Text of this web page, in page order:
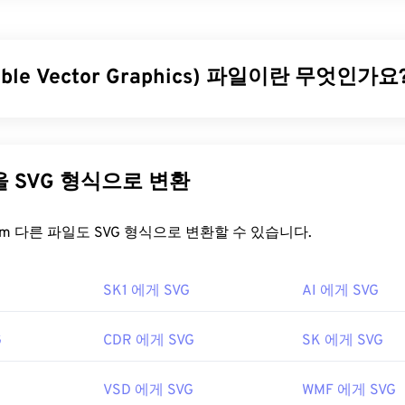
모두 지원하므로 대용량 Photoshop 파일을 처리하는 데 매우
PNG 등 다른 파일 형식으로 변환하는 데에도 가장 적합합니다.
의 PSB-JPG또는PSB-PDF변환 프로그램을 사용하면
Vector Graphics) 파일이란 무엇인가요
파일의 주요 장점은 이름에서 알 수 있듯이 확장성입니다. 이
이 크기를 조정할 수 있습니다. 또한 SVG는 이미지 형식이 아니
어떻게 여나요?
파일이므로
Windows 메모장이나 macOS용 Brackets 과 같은
다른 파일을 SVG 형식으로 변환
FreeConvert.com 다른 파일도 SVG 형식으로 변환할 수 있습니다.
SK1 에게 SVG AI 에게 SVG
CDR 에게 SVG SK 에게 SVG
VSD 에게 SVG WMF 에게 SVG